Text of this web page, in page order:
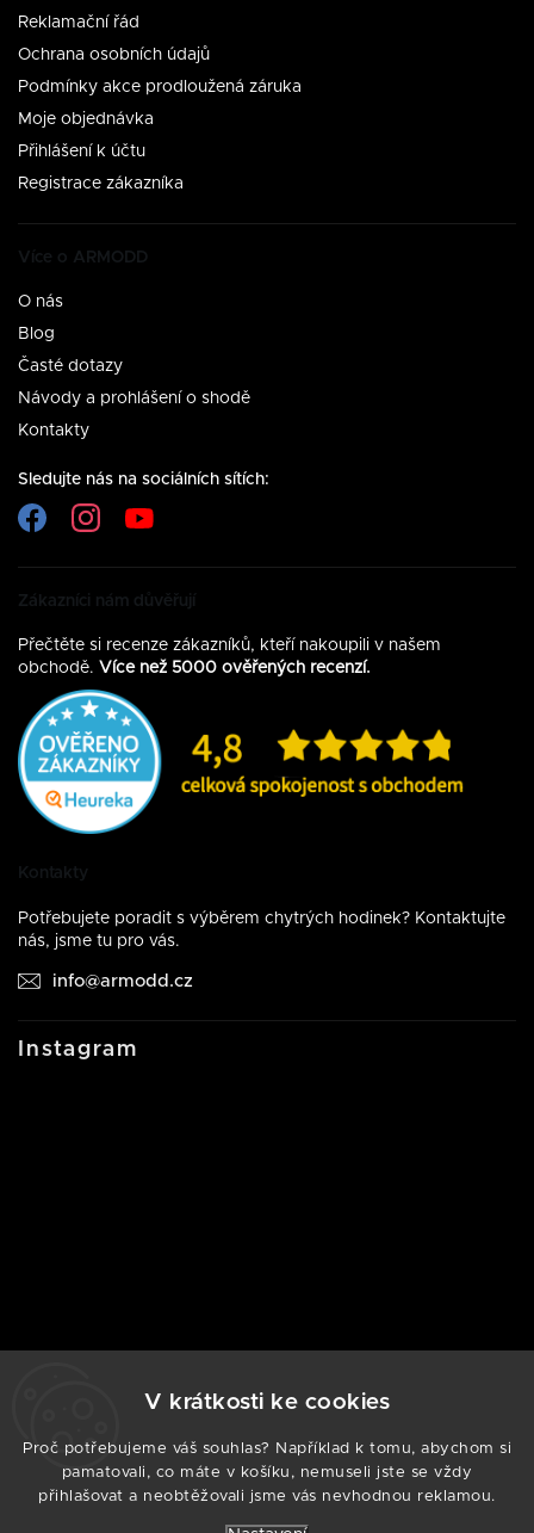
V krátkosti ke cookies
Proč potřebujeme váš souhlas? Například k tomu, abychom si
pamatovali, co máte v košíku, nemuseli jste se vždy
přihlašovat a neobtěžovali jsme vás nevhodnou reklamou.
Reklamační řád
Ochrana osobních údajů
Podmínky akce prodloužená záruka
Moje objednávka
Přihlášení k účtu
Registrace zákazníka
Více o ARMODD
O nás
Blog
Časté dotazy
Návody a prohlášení o shodě
Kontakty
Sledujte nás na sociálních sítích:
Zákazníci nám důvěřují
Přečtěte si recenze zákazníků, kteří nakoupili v našem
obchodě. Více než 5000 ověřených recenzí.
Kontakty
Potřebujete poradit s výběrem chytrých hodinek? Kontaktujte
nás, jsme tu pro vás.
info@armodd.cz
Instagram
Sledovat na Instagramu
Copyright 2026ARMODD.CZ . Všechna práva
vyhrazena.